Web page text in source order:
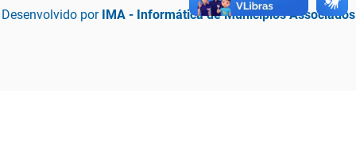
Desenvolvido por IMA - Informática de Municípios Associados